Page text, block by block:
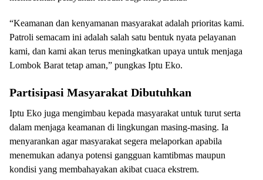
“Keamanan dan kenyamanan masyarakat adalah prioritas kami.
Patroli semacam ini adalah salah satu bentuk nyata pelayanan
kami, dan kami akan terus meningkatkan upaya untuk menjaga
Lombok Barat tetap aman,” pungkas Iptu Eko.
Partisipasi Masyarakat Dibutuhkan
Iptu Eko juga mengimbau kepada masyarakat untuk turut serta
dalam menjaga keamanan di lingkungan masing-masing. Ia
menyarankan agar masyarakat segera melaporkan apabila
menemukan adanya potensi gangguan kamtibmas maupun
kondisi yang membahayakan akibat cuaca ekstrem.